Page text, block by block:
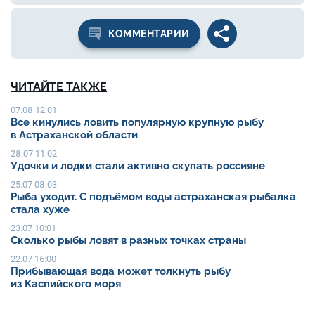
КОММЕНТАРИИ
ЧИТАЙТЕ ТАКЖЕ
07.08 12:01
Все кинулись ловить популярную крупную рыбу
в Астраханской области
28.07 11:02
Удочки и лодки стали активно скупать россияне
25.07 08:03
Рыба уходит. С подъёмом воды астраханская рыбалка
стала хуже
23.07 10:01
Сколько рыбы ловят в разных точках страны
22.07 16:00
Прибывающая вода может толкнуть рыбу
из Каспийского моря